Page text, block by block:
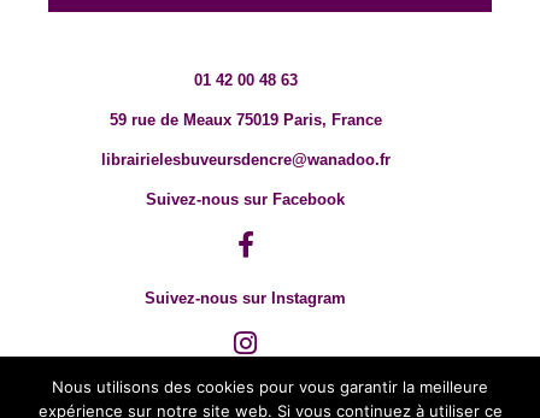
01 42 00 48 63
59 rue de Meaux 75019 Paris, France
librairielesbuveursdencre@wanadoo.fr
Suivez-nous sur Facebook
Suivez-nous sur Instagram
Nous utilisons des cookies pour vous garantir la meilleure
expérience sur notre site web. Si vous continuez à utiliser ce